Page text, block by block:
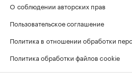
О соблюдении авторских прав
Пользовательское соглашение
Политика в отношении обработки
Политика обработки файлов cookie